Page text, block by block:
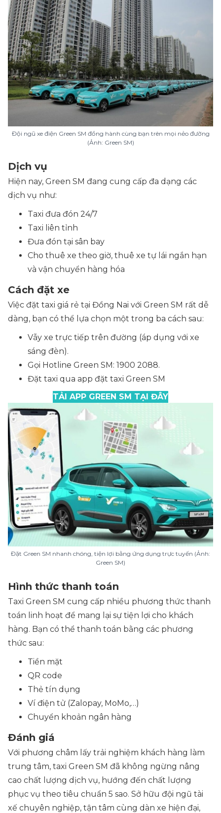
Đội ngũ xe điện Green SM đồng hành cùng bạn trên mọi nẻo đường
(Ảnh: Green SM)
Dịch vụ
Hiện nay, Green SM đang cung cấp đa dạng các
dịch vụ như:
Taxi đưa đón 24/7
Taxi liên tỉnh
Đưa đón tại sân bay
Cho thuê xe theo giờ, thuê xe tự lái ngắn hạn
và vận chuyển hàng hóa
Cách đặt xe
Việc đặt taxi giá rẻ tại Đồng Nai với Green SM rất dễ
dàng, bạn có thể lựa chọn một trong ba cách sau:
Vẫy xe trực tiếp trên đường (áp dụng với xe
sáng đèn).
Gọi Hotline Green SM: 1900 2088.
Đặt taxi qua app đặt taxi Green SM
TẢI APP GREEN SM TẠI ĐÂY
Đặt Green SM nhanh chóng, tiện lợi bằng ứng dụng trực tuyến (Ảnh:
Green SM)
Hình thức thanh toán
Taxi Green SM cung cấp nhiều phương thức thanh
toán linh hoạt để mang lại sự tiện lợi cho khách
hàng. Bạn có thể thanh toán bằng các phương
thức sau:
Tiền mặt
QR code
Thẻ tín dụng
Ví điện tử (Zalopay, MoMo,…)
Chuyển khoản ngân hàng
Đánh giá
Với phương châm lấy trải nghiệm khách hàng làm
trung tâm, taxi Green SM đã không ngừng nâng
cao chất lượng dịch vụ, hướng đến chất lượng
phục vụ theo tiêu chuẩn 5 sao. Sở hữu đội ngũ tài
xế chuyên nghiệp, tận tâm cùng dàn xe hiện đại,